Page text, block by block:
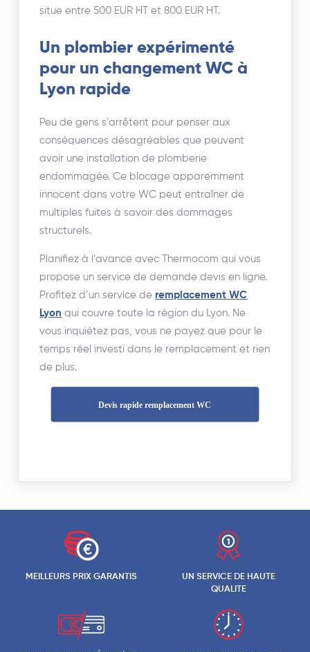
situe entre 500 EUR HT et 800 EUR HT.
Un plombier expérimenté
pour un changement WC à
Lyon rapide
Peu de gens s’arrêtent pour penser aux
conséquences désagréables que peuvent
avoir une installation de plomberie
endommagée. Ce blocage apparemment
innocent dans votre WC peut entraîner de
multiples fuites à savoir des dommages
structurels.
Planifiez à l’avance avec Thermocom qui vous
propose un service de demande devis en ligne.
Profitez d’un service de remplacement WC
Lyon qui couvre toute la région du Lyon. Ne
vous inquiétez pas, vous ne payez que pour le
temps réel investi dans le remplacement et rien
de plus.
Devis rapide remplacement WC
MEILLEURS PRIX GARANTIS
UN SERVICE DE HAUTE
QUALITE